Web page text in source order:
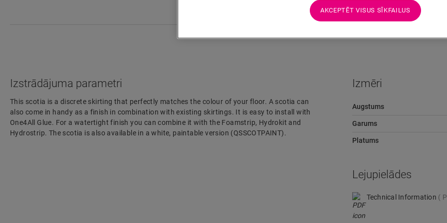
Lejupielādes
Izstrādājuma parametri
This scotia is a discrete skirting that perfectly matches the colour of your floor. A scotia can
also come in handy as a finish in combination with existing skirtings. It is easy to install with
One4All Glue. For a watertight finish you can combine it with the Foamstrip, Hydrokit and
Hydrostrip. The scotia is also available in a white, paintable version (QSSCOTPAINT).
Izmēri
Augstums
Garums
Platums
Lejupielādes
Technical Information
AKCEPTĒT VISUS SĪKFAILUS